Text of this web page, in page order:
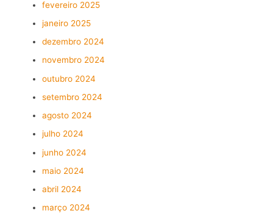
fevereiro 2025
janeiro 2025
dezembro 2024
novembro 2024
outubro 2024
setembro 2024
agosto 2024
julho 2024
junho 2024
maio 2024
abril 2024
março 2024